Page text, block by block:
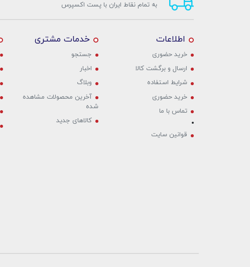
به تمام نقاط ایران با پست اکسپرس
اطلاعات
خرید حضوری‌
ارسال و برگشت کالا
شرایط استفاده
خرید حضوری‌
تماس با ما
قوانین سایت
خدمات مشتری
جستجو
اخبار
وبلاگ
آخرین محصولات مشاهده
شده
کالاهای جدید